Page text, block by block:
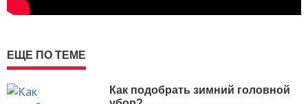
ЕЩЕ ПО ТЕМЕ
Как подобрать зимний головной